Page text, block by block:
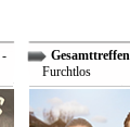
-
Furchtlos